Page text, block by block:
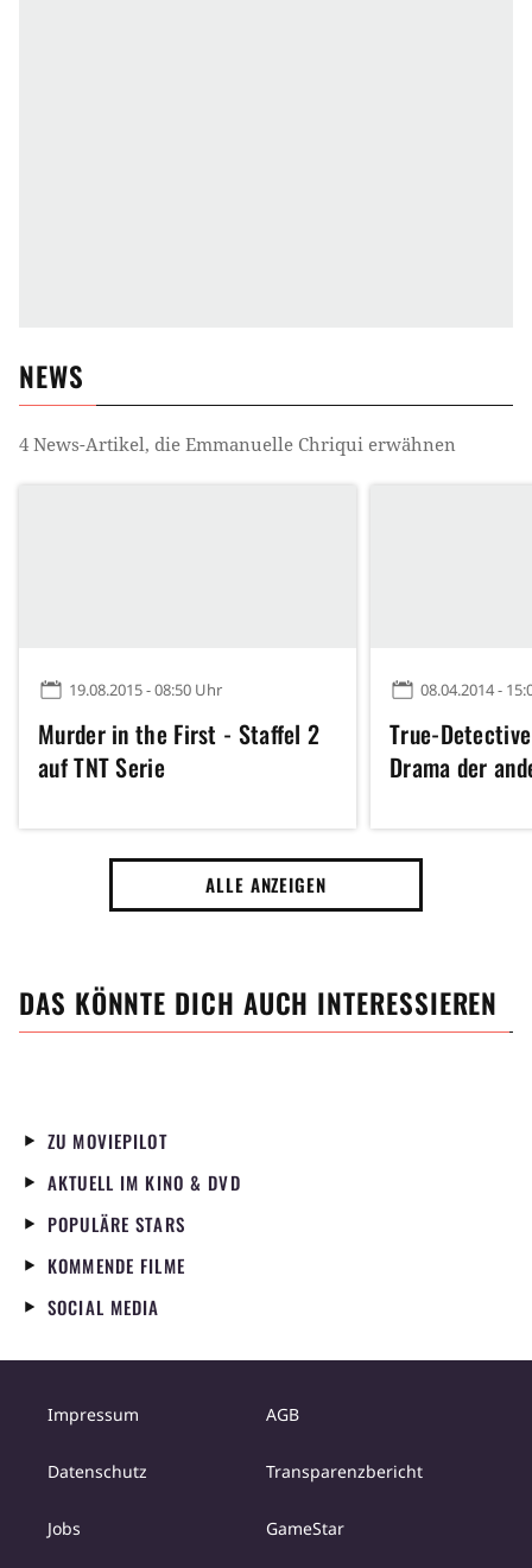
NEWS
4 News-Artikel, die Emmanuelle Chriqui erwähnen
19.08.2015 - 08:50 Uhr
Murder in the First - Staffel 2
auf TNT Serie
08.04.2014 -
True-
Drama der
ALLE ANZEIGEN
DAS KÖNNTE DICH AUCH INTERESSIEREN
ZU MOVIEPILOT
AKTUELL IM KINO & DVD
POPULÄRE STARS
KOMMENDE FILME
SOCIAL MEDIA
Impressum AGB
Datenschutz Transparenzbericht
Jobs GameStar